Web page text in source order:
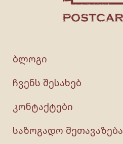
ბლოგი
ჩვენს შესახებ
კონტაქტები
საზოგადო შეთავაზება